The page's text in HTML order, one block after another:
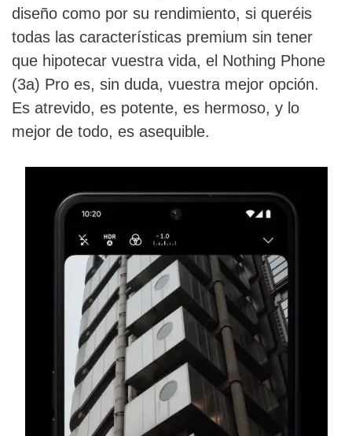
diseño como por su rendimiento, si queréis
todas las características premium sin tener
que hipotecar vuestra vida, el Nothing Phone
(3a) Pro es, sin duda, vuestra mejor opción.
Es atrevido, es potente, es hermoso, y lo
mejor de todo, es asequible.